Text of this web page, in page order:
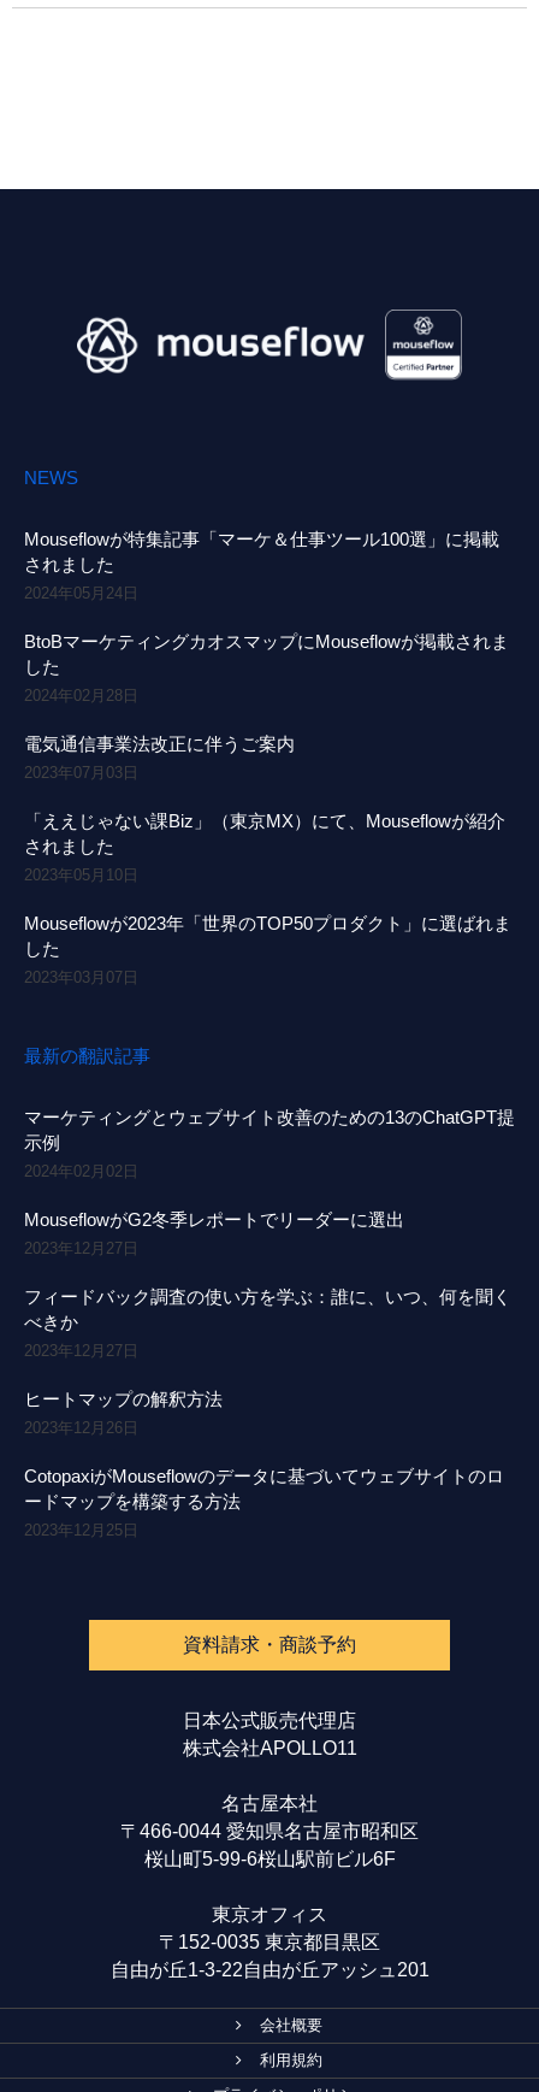
NEWS
Mouseflowが特集記事「マーケ＆仕事ツール100選」に掲載
されました
2024年05月24日
BtoBマーケティングカオスマップにMouseflowが掲載されま
した
2024年02月28日
電気通信事業法改正に伴うご案内
2023年07月03日
「ええじゃない課Biz」（東京MX）にて、Mouseflowが紹介
されました
2023年05月10日
Mouseflowが2023年「世界のTOP50プロダクト」に選ばれま
した
2023年03月07日
最新の翻訳記事
マーケティングとウェブサイト改善のための13のChatGPT提
示例
2024年02月02日
MouseflowがG2冬季レポートでリーダーに選出
2023年12月27日
フィードバック調査の使い方を学ぶ：誰に、いつ、何を聞く
べきか
2023年12月27日
ヒートマップの解釈方法
2023年12月26日
CotopaxiがMouseflowのデータに基づいてウェブサイトのロ
ードマップを構築する方法
2023年12月25日
資料請求・商談予約
日本公式販売代理店
株式会社APOLLO11
名古屋本社
〒466-0044 愛知県名古屋市昭和区
桜山町5-99-6桜山駅前ビル6F
東京オフィス
〒152-0035 東京都目黒区
自由が丘1-3-22自由が丘アッシュ201
会社概要
利用規約